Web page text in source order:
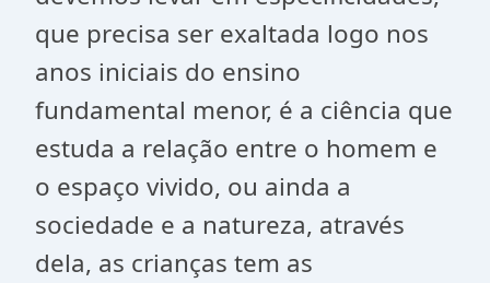
que precisa ser exaltada logo nos
anos iniciais do ensino
fundamental menor, é a ciência que
estuda a relação entre o homem e
o espaço vivido, ou ainda a
sociedade e a natureza, através
dela, as crianças tem as